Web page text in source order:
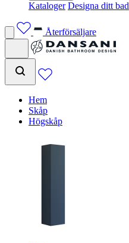
Kataloger Designa ditt bad
Återförsäljare
Hem
Skåp
Högskåp